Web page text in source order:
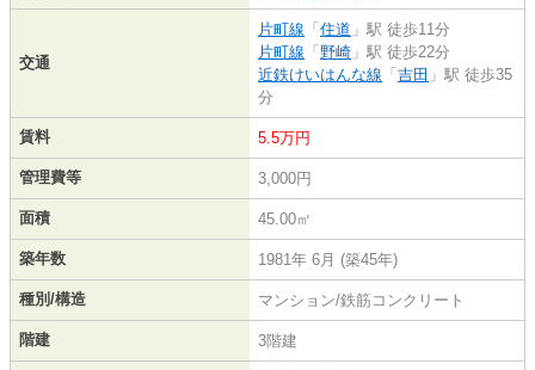
交通
片町線 「 住道 」駅 徒歩11分
片町線 「 野崎 」駅 徒歩22分
近鉄けいはんな線 「 吉田 」駅 徒歩35
分
賃料 5.5万円
管理費等 3,000円
面積 45.00㎡
築年数 1981年 6月 (築45年)
種別/構造 マンション/鉄筋コンクリート
階建 3階建